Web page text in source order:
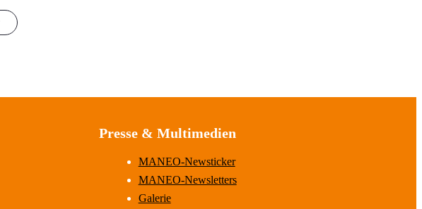
Presse & Multimedien
MANEO-Newsticker
MANEO-Newsletters
Galerie